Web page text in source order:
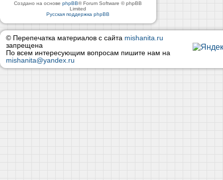
Создано на основеphpBB® Forum Software © phpBB
Limited
Русская поддержка phpBB
© Перепечатка материалов с сайта mishanita.ru
запрещена
По всем интересующим вопросам пишите нам на
mishanita@yandex.ru